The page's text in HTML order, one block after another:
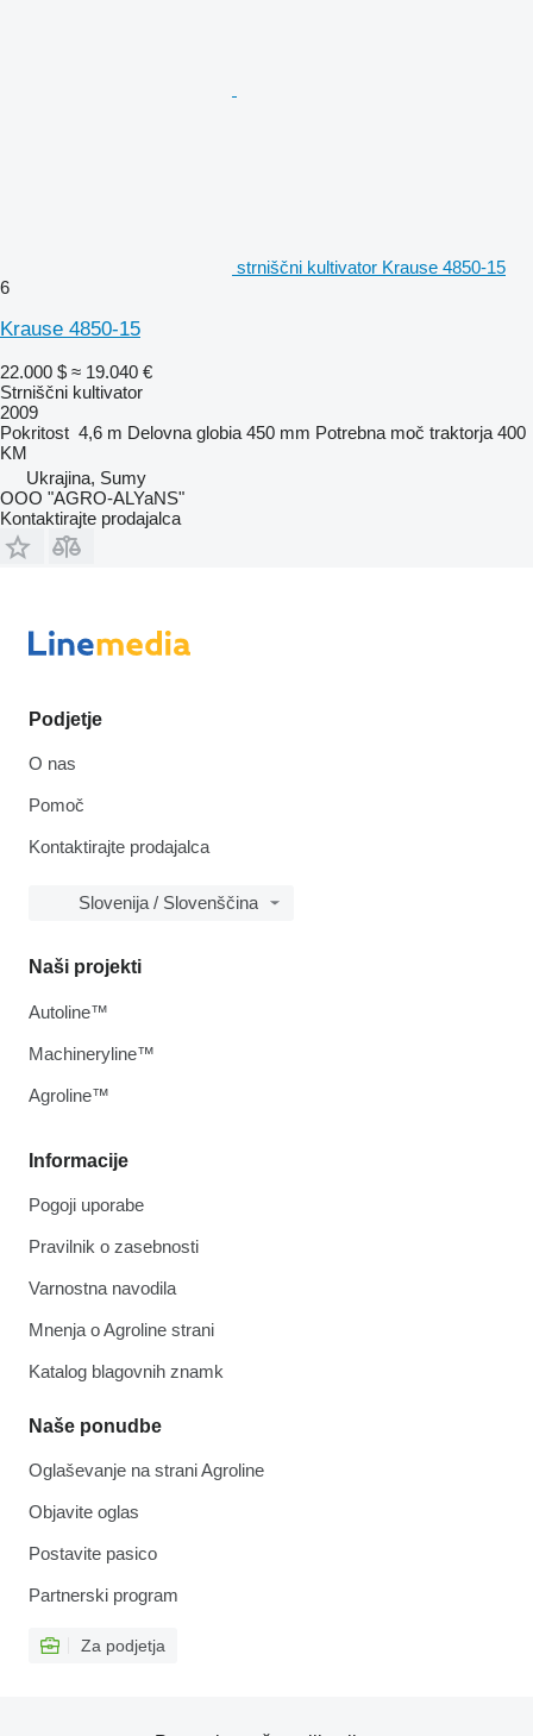
strniščni kultivator Krause 4850-15
6
Krause 4850-15
22.000 $ ≈ 19.040 €
Strniščni kultivator
2009
Pokritost 4,6 m Delovna globia 450 mm Potrebna moč traktorja 400
KM
Ukrajina, Sumy
OOO "AGRO-ALYaNS"
Kontaktirajte prodajalca
Podjetje
O nas
Pomoč
Kontaktirajte prodajalca
Slovenija / Slovenščina
Informacije
Pogoji uporabe
Pravilnik o zasebnosti
Varnostna navodila
Mnenja o Agroline strani
Katalog blagovnih znamk
Naše ponudbe
Oglaševanje na strani Agroline
Objavite oglas
Postavite pasico
Partnerski program
Za podjetja
Naši projekti
Autoline™
Machineryline™
Agroline™